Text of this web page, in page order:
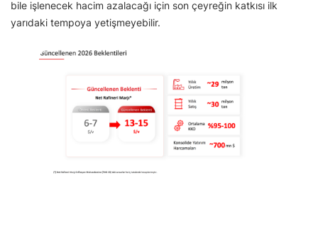
bile işlenecek hacim azalacağı için son çeyreğin katkısı ilk
yarıdaki tempoya yetişmeyebilir.